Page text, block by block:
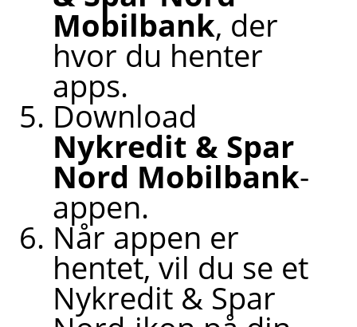
Mobilbank, der
hvor du henter
apps.
Download
Nykredit & Spar
Nord Mobilbank-
appen.
Når appen er
hentet, vil du se et
Nykredit & Spar